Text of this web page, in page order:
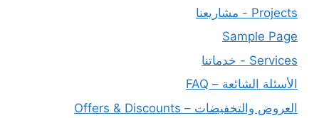
Projects - مشاريعنا
Sample Page
Services - خدماتنا
الأسئلة الشائعة – FAQ
العروض والتخفيضات – Offers & Discounts